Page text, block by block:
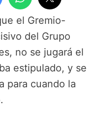
el Gremio-
del Grupo
no se jugará el
estipulado, y se
para cuando la